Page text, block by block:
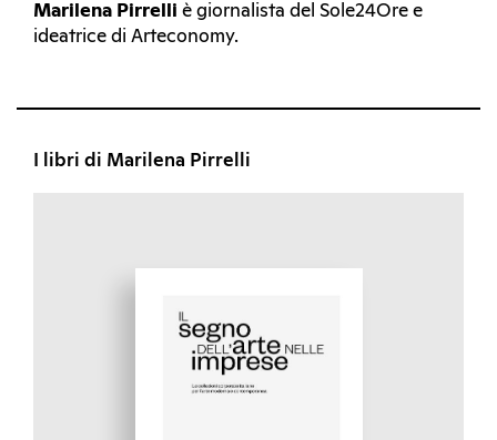
Marilena Pirrelli è giornalista del Sole24Ore e
ideatrice di Arteconomy.
I libri di Marilena Pirrelli